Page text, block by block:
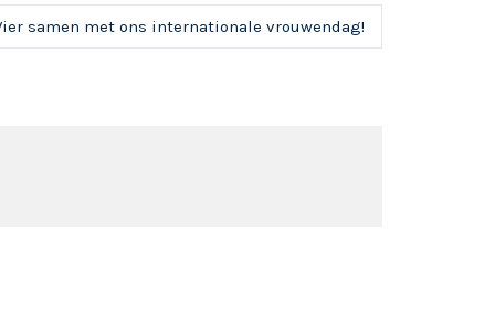
samen met ons internationale vrouwendag!